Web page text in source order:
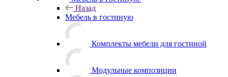
Назад
Мебель в гостиную
Комплекты мебели для гостиной
Модульные композиции